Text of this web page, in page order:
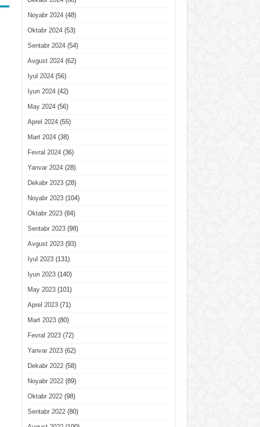
Noyabr 2024(48)
Oktabr 2024(53)
Sentabr 2024(54)
Avgust 2024(62)
Iyul 2024(56)
Iyun 2024(42)
May 2024(56)
Aprel 2024(55)
Mart 2024(38)
Fevral 2024(36)
Yanvar 2024(28)
Dekabr 2023(28)
Noyabr 2023(104)
Oktabr 2023(84)
Sentabr 2023(98)
Avgust 2023(93)
Iyul 2023(131)
Iyun 2023(140)
May 2023(101)
Aprel 2023(71)
Mart 2023(80)
Fevral 2023(72)
Yanvar 2023(62)
Dekabr 2022(58)
Noyabr 2022(89)
Oktabr 2022(98)
Sentabr 2022(80)